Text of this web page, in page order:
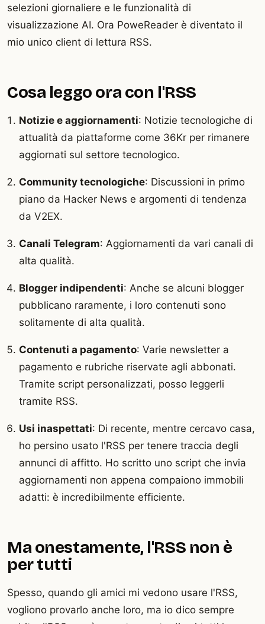
selezioni giornaliere e le funzionalità di
visualizzazione AI. Ora PoweReader è diventato il
mio unico client di lettura RSS.
Cosa leggo ora con l'RSS
Notizie e aggiornamenti: Notizie tecnologiche di
attualità da piattaforme come 36Kr per rimanere
aggiornati sul settore tecnologico.
Community tecnologiche: Discussioni in primo
piano da Hacker News e argomenti di tendenza
da V2EX.
Canali Telegram: Aggiornamenti da vari canali di
alta qualità.
Blogger indipendenti: Anche se alcuni blogger
pubblicano raramente, i loro contenuti sono
solitamente di alta qualità.
Contenuti a pagamento: Varie newsletter a
pagamento e rubriche riservate agli abbonati.
Tramite script personalizzati, posso leggerli
tramite RSS.
Usi inaspettati: Di recente, mentre cercavo casa,
ho persino usato l'RSS per tenere traccia degli
annunci di affitto. Ho scritto uno script che invia
aggiornamenti non appena compaiono immobili
adatti: è incredibilmente efficiente.
Ma onestamente, l'RSS non è
per tutti
Spesso, quando gli amici mi vedono usare l'RSS,
vogliono provarlo anche loro, ma io dico sempre